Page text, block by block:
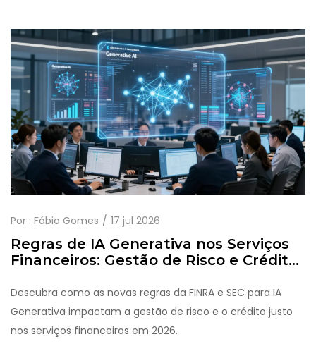
Por : Fábio Gomes 17 jul 2026
Regras de IA Generativa nos Serviços
Financeiros: Gestão de Risco e Crédito
Descubra como as novas regras da FINRA e SEC para IA
Generativa impactam a gestão de risco e o crédito justo
nos serviços financeiros em 2026.